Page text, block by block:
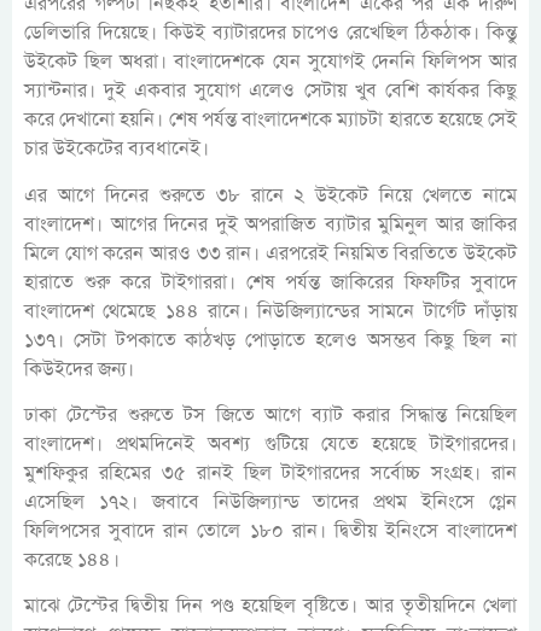
ডেলিভারি দিয়েছে। কিউই ব্যাটারদের চাপেও রেখেছিল ঠিকঠাক। কিন্তু
উইকেট ছিল অধরা। বাংলাদেশকে যেন সুযোগই দেননি ফিলিপস আর
স্যান্টনার। দুই একবার সুযোগ এলেও সেটায় খুব বেশি কার্যকর কিছু
করে দেখানো হয়নি। শেষ পর্যন্ত বাংলাদেশকে ম্যাচটা হারতে হয়েছে সেই
চার উইকেটের ব্যবধানেই।
এর আগে দিনের শুরুতে ৩৮ রানে ২ উইকেট নিয়ে খেলতে নামে
বাংলাদেশ। আগের দিনের দুই অপরাজিত ব্যাটার মুমিনুল আর জাকির
মিলে যোগ করেন আরও ৩৩ রান। এরপরেই নিয়মিত বিরতিতে উইকেট
হারাতে শুরু করে টাইগাররা। শেষ পর্যন্ত জাকিরের ফিফটির সুবাদে
বাংলাদেশ থেমেছে ১৪৪ রানে। নিউজিল্যান্ডের সামনে টার্গেট দাঁড়ায়
১৩৭। সেটা টপকাতে কাঠখড় পোড়াতে হলেও অসম্ভব কিছু ছিল না
কিউইদের জন্য।
ঢাকা টেস্টের শুরুতে টস জিতে আগে ব্যাট করার সিদ্ধান্ত নিয়েছিল
বাংলাদেশ। প্রথমদিনেই অবশ্য গুটিয়ে যেতে হয়েছে টাইগারদের।
মুশফিকুর রহিমের ৩৫ রানই ছিল টাইগারদের সর্বোচ্চ সংগ্রহ। রান
এসেছিল ১৭২। জবাবে নিউজিল্যান্ড তাদের প্রথম ইনিংসে গ্লেন
ফিলিপসের সুবাদে রান তোলে ১৮০ রান। দ্বিতীয় ইনিংসে বাংলাদেশ
করেছে ১৪৪।
মাঝে টেস্টের দ্বিতীয় দিন পণ্ড হয়েছিল বৃষ্টিতে। আর তৃতীয়দিনে খেলা